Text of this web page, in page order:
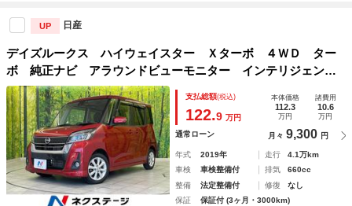
UP 日産
デイズルークス ハイウェイスター Ｘターボ ４ＷＤ ター
ボ 純正ナビ アラウンドビューモニター インテリジェント
エマージェンシーブレーキ パワースライドドア ＬＥＤヘッ
ドライト オートマチックハイビーム シートヒーター ドラ
レコ フルセグ
支払総額(税込)
122.9 万円
本体価格
112.3
万円
諸費用
10.6
万円
通常ローン 月々 9,300 円
年式 2019年 走行
4.1万km
車検
車検整備付 排気
660cc
整備
法定整備付 修復
なし
保証
保証付 (3ヶ月・3000km)